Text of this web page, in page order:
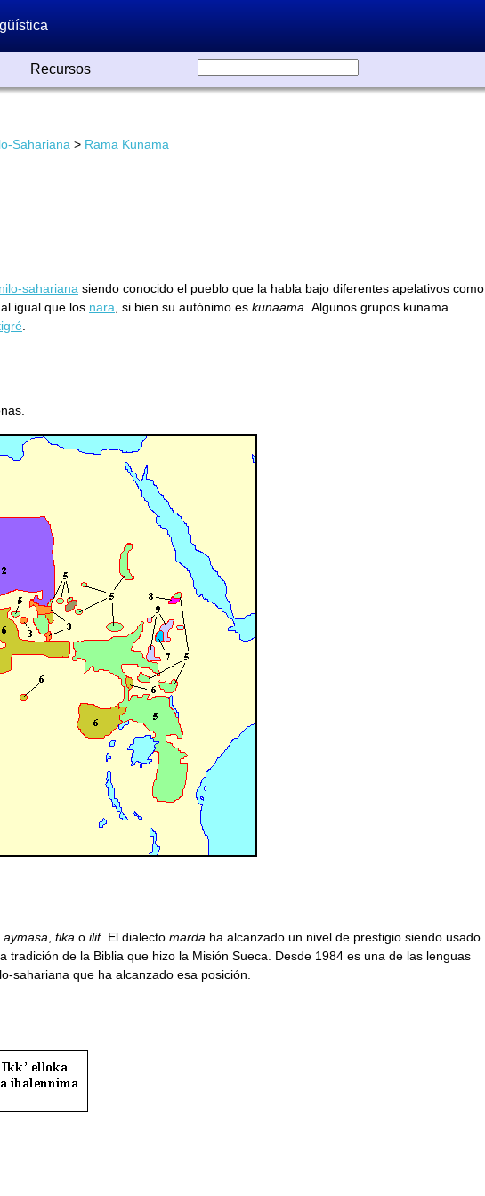
Recursos
Sahariana > Rama Kunama
nilo-sahariana siendo conocido el pueblo que la habla bajo diferentes apelativos como
, al igual que los nara , si bien su autónimo es kunaama . Algunos grupos kunama
aymasa tika o ilit. El dialecto marda ha alcanzado un nivel de prestigio siendo usado
tradición de la Biblia que hizo la Misión Sueca. Desde 1984 es una de las lenguas
sahariana que ha alcanzado esa posición.